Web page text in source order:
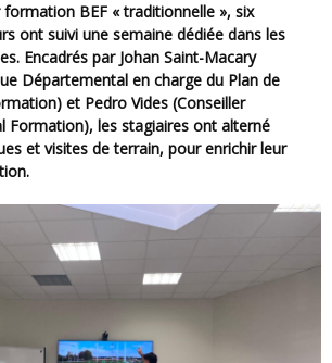
ont suivi une semaine dédiée dans les
Encadrés par Johan Saint-Macary
Départemental en charge du Plan de
et Pedro Vides (Conseiller
Formation), les stagiaires ont alterné
et visites de terrain, pour enrichir leur